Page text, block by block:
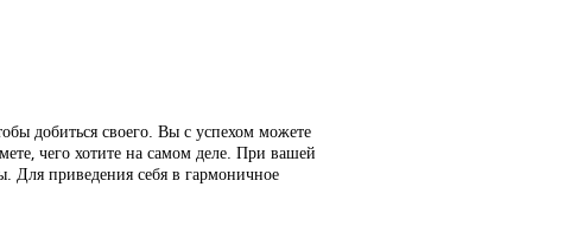
добиться своего. Вы с успехом можете
чего хотите на самом деле. При вашей
Для приведения себя в гармоничное